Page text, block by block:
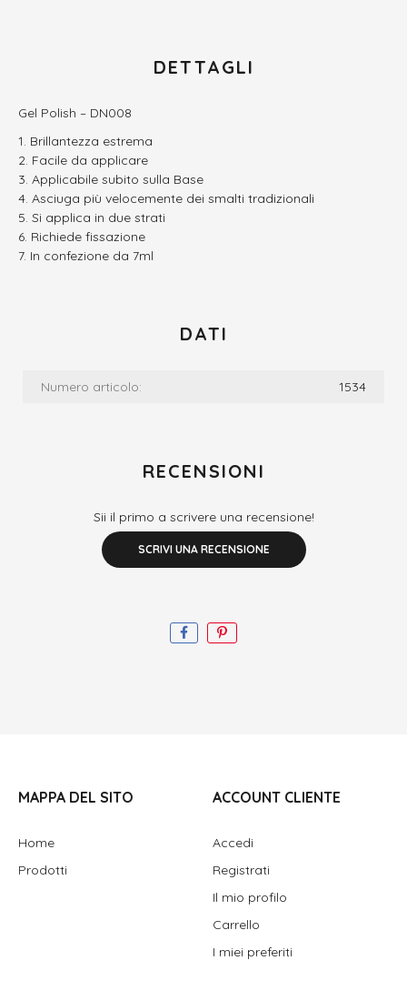
DETTAGLI
Gel Polish – DN008
Brillantezza estrema
Facile da applicare
Applicabile subito sulla Base
Asciuga più velocemente dei smalti tradizionali
Si applica in due strati
Richiede fissazione
In confezione da 7ml
DATI
Numero articolo: 1534
RECENSIONI
Sii il primo a scrivere una recensione!
SCRIVI UNA RECENSIONE
MAPPA DEL SITO
Home
Prodotti
ACCOUNT CLIENTE
Accedi
Registrati
Il mio profilo
Carrello
I miei preferiti